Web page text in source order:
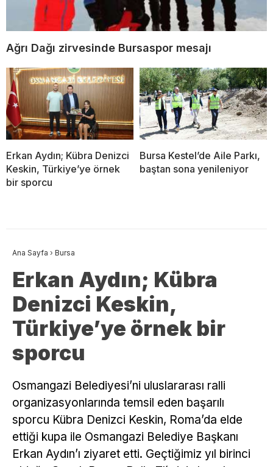
Ağrı Dağı zirvesinde Bursaspor mesajı
Erkan Aydın; Kübra Denizci
Keskin, Türkiye’ye örnek
bir sporcu
Bursa Kestel’de Aile Parkı,
baştan sona yenileniyor
Ana Sayfa › Bursa
Erkan Aydın; Kübra
Denizci Keskin,
Türkiye’ye örnek bir
sporcu
Osmangazi Belediyesi’ni uluslararası ralli
organizasyonlarında temsil eden başarılı
sporcu Kübra Denizci Keskin, Roma’da elde
ettiği kupa ile Osmangazi Belediye Başkanı
Erkan Aydın’ı ziyaret etti. Geçtiğimiz yıl birinci